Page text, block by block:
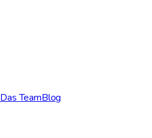
Das TeamBlog